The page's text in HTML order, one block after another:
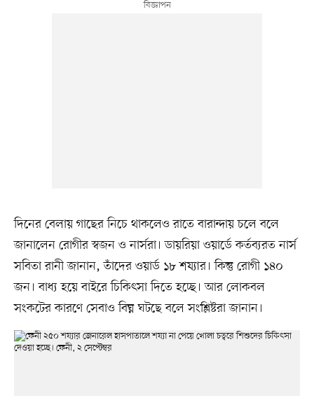
দিনের বেলায় গাছের নিচে থাকলেও রাতে বারান্দায় চলে বলে
জানালেন রোগীর স্বজন ও নার্সরা। ডায়রিয়া ওয়ার্ডে কর্তব্যরত নার্স
সবিতা রানী জানান, তাঁদের ওয়ার্ড ১৮ শয্যার। কিন্তু রোগী ১৪০
জন। বাধ্য হয়ে বাইরে চিকিৎসা দিতে হচ্ছে। আর লোকবল
সংকটের কারণে সেবাও বিঘ্ন ঘটছে বলে সংশ্লিষ্টরা জানান।